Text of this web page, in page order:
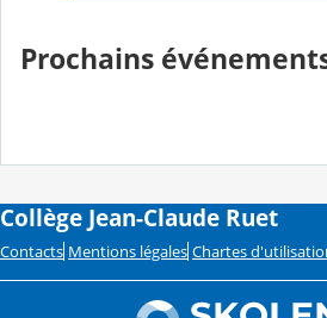
Prochains
Collège Jean-Claude Ruet
Contacts Mentions légales Chartes